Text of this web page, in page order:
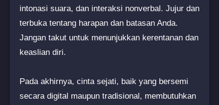
intonasi suara, dan interaksi nonverbal. Jujur dan
terbuka tentang harapan dan batasan Anda.
Jangan takut untuk menunjukkan kerentanan dan
keaslian diri.
Pada akhirnya, cinta sejati, baik yang bersemi
secara digital maupun tradisional, membutuhkan